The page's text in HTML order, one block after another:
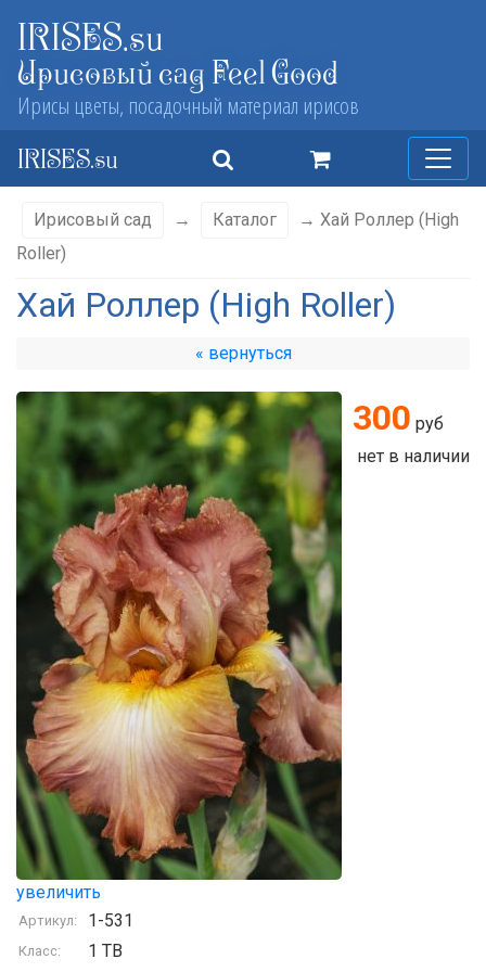
IRISES.su
Ирисовый сад Feel Good
Ирисы цветы, посадочный материал ирисов
IRISES.su
Ирисовый сад → Каталог
→ Хай Роллер (High
Roller)
Хай Роллер (High Roller)
« вернуться
увеличить
300 руб
нет в наличии
Артикул: 1-531
Класс: 1 TB